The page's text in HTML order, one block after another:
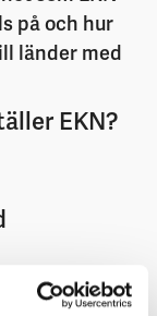
på och hur
länder med
EKN?